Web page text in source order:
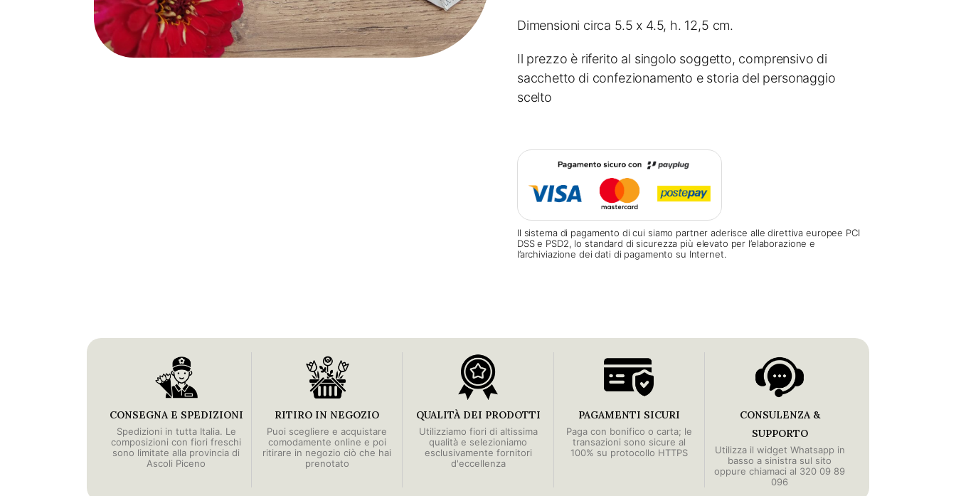
Dimensioni circa 5.5 x 4.5, h. 12,5 cm.
Il prezzo è riferito al singolo soggetto, comprensivo di
sacchetto di confezionamento e storia del personaggio
scelto
Il sistema di pagamento di cui siamo partner aderisce alle direttiva europee PCI
DSS e PSD2, lo standard di sicurezza più elevato per l’elaborazione e
l’archiviazione dei dati di pagamento su Internet.
CONSEGNA E SPEDIZIONI
Spedizioni in tutta Italia. Le
composizioni con fiori freschi
sono limitate alla provincia di
Ascoli Piceno
RITIRO IN NEGOZIO
Puoi scegliere e acquistare
comodamente online e poi
ritirare in negozio ciò che hai
prenotato
QUALITÀ DEI PRODOTTI
Utilizziamo fiori di altissima
qualità e selezioniamo
esclusivamente fornitori
d'eccellenza
PAGAMENTI SICURI
Paga con bonifico o carta; le
transazioni sono sicure al
100% su protocollo HTTPS
CONSULENZA &
SUPPORTO
Utilizza il widget Whatsapp in
basso a sinistra sul sito
oppure chiamaci al 320 09 89
096